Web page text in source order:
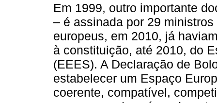
Em 1999, outro importante
– é assinada por 29
europeus, em 2010, já
à constituição, até 2010, do
(EEES). A Declaração de
estabelecer um Espaço
coerente, compatível,